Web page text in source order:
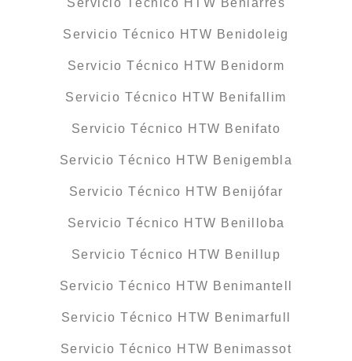
Servicio Técnico HTW Beniarrés
Servicio Técnico HTW Benidoleig
Servicio Técnico HTW Benidorm
Servicio Técnico HTW Benifallim
Servicio Técnico HTW Benifato
Servicio Técnico HTW Benigembla
Servicio Técnico HTW Benijófar
Servicio Técnico HTW Benilloba
Servicio Técnico HTW Benillup
Servicio Técnico HTW Benimantell
Servicio Técnico HTW Benimarfull
Servicio Técnico HTW Benimassot